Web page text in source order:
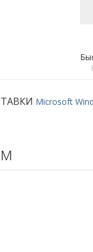
Microsoft